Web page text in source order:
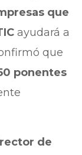
que
ayudará a
que
ponentes
de